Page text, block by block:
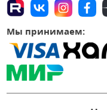
Мы принимаем: